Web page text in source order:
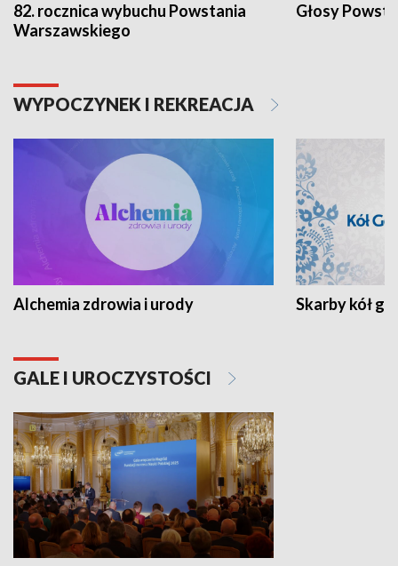
82. rocznica wybuchu Powstania
Warszawskiego
Głosy
WYPOCZYNEK I REKREACJA
Alchemia zdrowia i urody Skarby kół
GALE I UROCZYSTOŚCI